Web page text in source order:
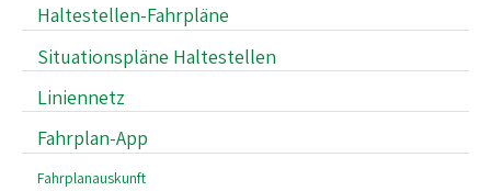
Haltestellen-Fahrpläne
Situationspläne Haltestellen
Liniennetz
Fahrplan-App
Fahrplanauskunft